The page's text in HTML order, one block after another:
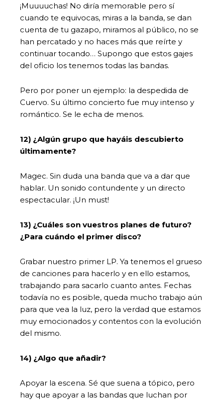
¡Muuuuchas! No diría memorable pero sí
cuando te equivocas, miras a la banda, se dan
cuenta de tu gazapo, miramos al público, no se
han percatado y no haces más que reírte y
continuar tocando… Supongo que estos gajes
del oficio los tenemos todas las bandas.
Pero por poner un ejemplo: la despedida de
Cuervo. Su último concierto fue muy intenso y
romántico. Se le echa de menos.
12) ¿Algún grupo que hayáis descubierto
últimamente?
Magec. Sin duda una banda que va a dar que
hablar. Un sonido contundente y un directo
espectacular. ¡Un must!
13) ¿Cuáles son vuestros planes de futuro?
¿Para cuándo el primer disco?
Grabar nuestro primer LP. Ya tenemos el grueso
de canciones para hacerlo y en ello estamos,
trabajando para sacarlo cuanto antes. Fechas
todavía no es posible, queda mucho trabajo aún
para que vea la luz, pero la verdad que estamos
muy emocionados y contentos con la evolución
del mismo.
14) ¿Algo que añadir?
Apoyar la escena. Sé que suena a tópico, pero
hay que apoyar a las bandas que luchan por